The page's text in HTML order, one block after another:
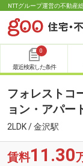
NTTグループ運営の不動産
0
最近検索した条件
フォレストコ
ョン・アパー
2LDK / 金沢駅
賃料11.30